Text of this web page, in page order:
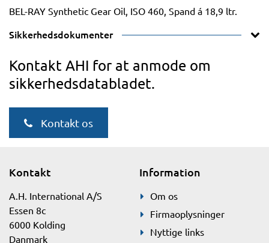
BEL-RAY Synthetic Gear Oil, ISO 460, Spand á 18,9 ltr.
Sikkerhedsdokumenter
Kontakt AHI for at anmode om
sikkerhedsdatabladet.
Kontakt os
Kontakt
A.H. International A/S
Essen 8c
6000 Kolding
Danmark
Information
Om os
Firmaoplysninger
Nyttige links